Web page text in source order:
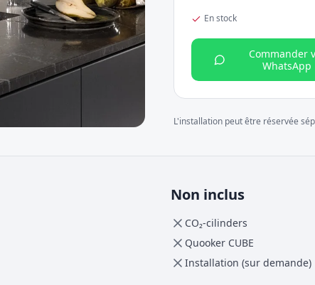
En stock
Commander
WhatsApp
L'installation peut être réservée
Non inclus
CO₂-cilinders
Quooker CUBE
Installation (sur demande)